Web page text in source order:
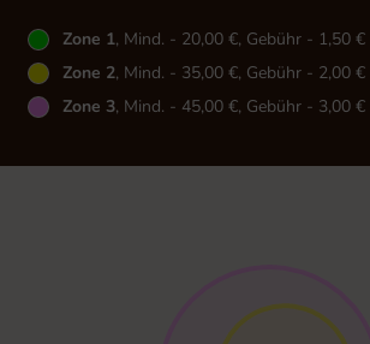
Zone 1, Mind. - 20,00 €, Gebühr - 1,50 €
Zone 2, Mind. - 35,00 €, Gebühr - 2,00 €
Zone 3, Mind. - 45,00 €, Gebühr - 3,00 €